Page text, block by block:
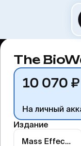
The
10 070 ₽
На личный
Издание
Mass Effect: Andromeda – Deluxe Recruit Edition